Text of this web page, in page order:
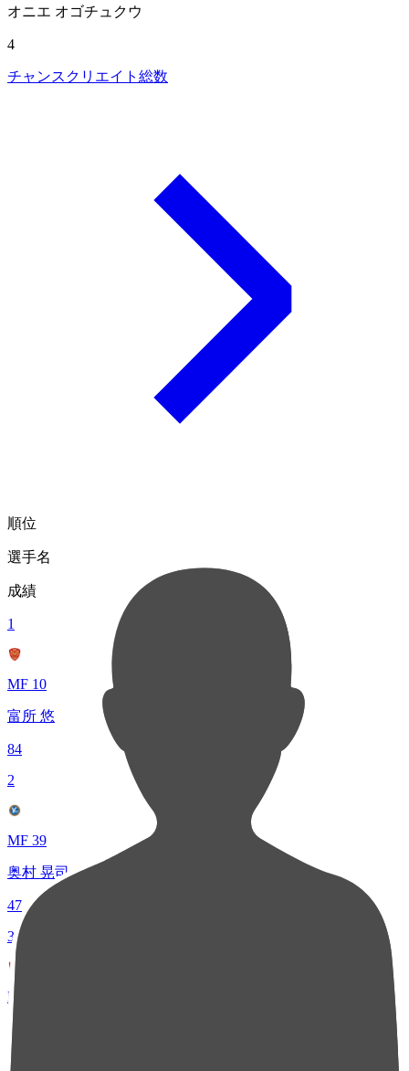
オニエ オゴチュクウ
4
チャンスクリエイト総数
順位
選手名
成績
1
MF 10
富所 悠
84
2
MF 39
奥村 晃司
47
3
DF 22
上原 牧人
44